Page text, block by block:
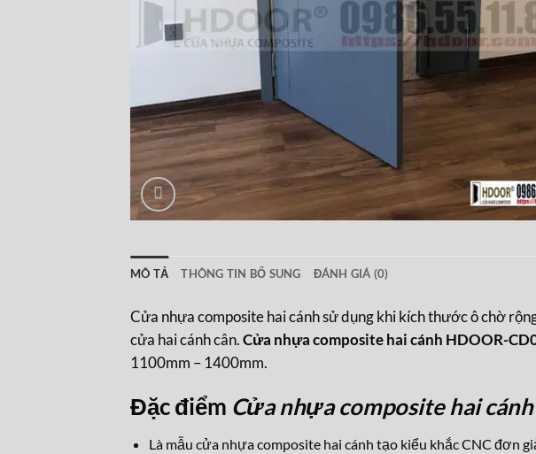
MÔ TẢ THÔNG TIN BỔ SUNG ĐÁNH GIÁ (0)
Cửa nhựa composite hai cánh sử dụng khi kích thước ô chờ
cửa hai cánh cân.Cửa nhựa composite hai cánh HDOOR-
1100mm – 1400mm.
Đặc điểm Cửa nhựa composite hai
Là mẫu cửa nhựa composite hai cánh tạo kiểu khắc CNC đơn